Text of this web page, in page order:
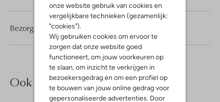
onze website gebruik van cookies en
vergelijkbare technieken (gezamenlijk:
"cookies").
Wij gebruiken cookies om ervoor te
zorgen dat onze website goed
functioneert, om jouw voorkeuren op
te slaan, om inzicht te verkrijgen in
bezoekersgedrag en om een profiel op
te bouwen van jouw online gedrag voor
gepersonaliseerde advertenties. Door
Bezorgen & retourneren
Ook iets voor jou?